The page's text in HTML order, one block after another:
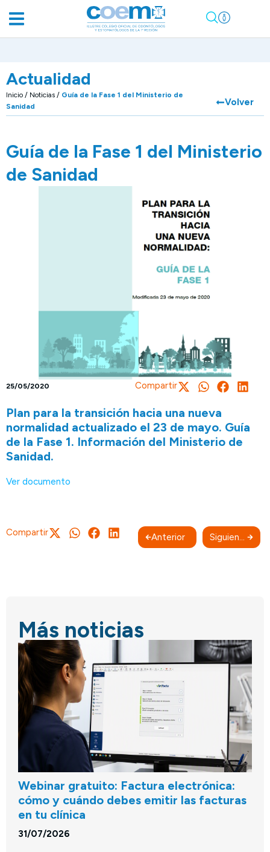
Actualidad
Inicio / Noticias / Guía de la Fase 1 del Ministerio de
Sanidad
Volver
Guía de la Fase 1 del Ministerio
de Sanidad
25/05/2020 Compartir
Plan para la transición hacia una nueva
normalidad actualizado el 23 de mayo. Guía
de la Fase 1. Información del Ministerio de
Sanidad.
Ver documento
Compartir Anterior Siguiente
Más noticias
Webinar gratuito: Factura electrónica:
cómo y cuándo debes emitir las facturas
en tu clínica
31/07/2026